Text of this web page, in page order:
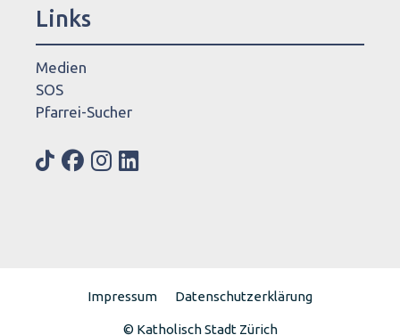
Links
Medien
SOS
Pfarrei-Sucher
Impressum Datenschutzerklärung
© Katholisch Stadt Zürich